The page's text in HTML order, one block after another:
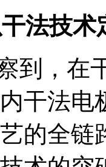
法技
到，在
干法电
的全链